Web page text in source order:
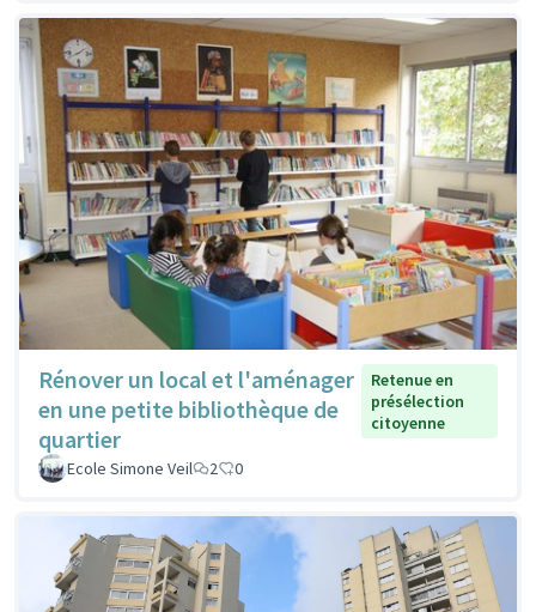
Rénover un local et l'aménager
en une petite bibliothèque de
quartier
Retenue en
présélection
citoyenne
Ecole Simone Veil 2 0